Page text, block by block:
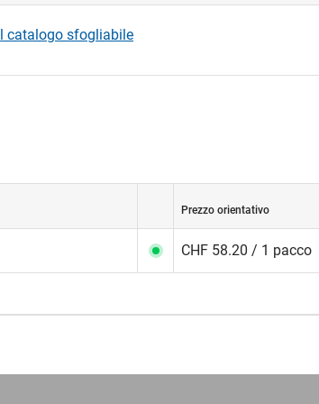
catalogo sfogliabile
Prezzo orientativo
CHF 58.20 / 1 pacco